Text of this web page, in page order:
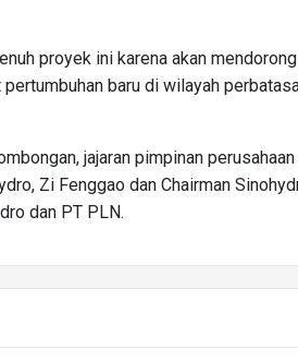
proyek ini karena akan
baru di wilayah
jajaran pimpinan
Zi Fenggao dan Chairman
dan PT PLN.